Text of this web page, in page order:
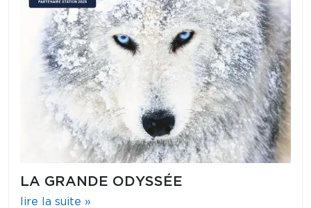
LA GRANDE ODYSSÉE
lire la suite »